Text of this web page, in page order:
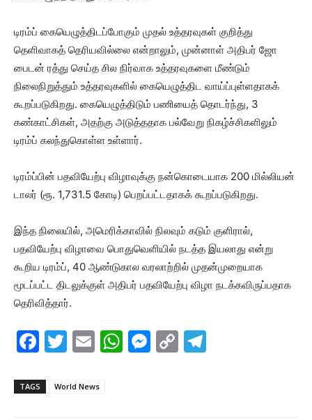
டிரம்ப் கையெழுத்திடப்போகும் முதல் உத்தரவுகள் குறித்து
தெளிவாகத் தெரியவில்லை என்றாலும், முன்னாள் அதிபர் ஜோ
பைடன் ரத்து செய்த சில நிர்வாக உத்தரவுகளை மீண்டும்
நிலைநிறுத்தும் உத்தரவுகளில் கையெழுத்திட வாய்ப்புள்ளதாகக்
கூறப்படுகிறது. கையெழுத்திடும் பணியைத் தொடர்ந்து, 3
கண்காட்சிகள், அதற்கு அடுத்ததாக பல்வேறு நிகழ்ச்சிகளிலும்
டிரம்ப் கலந்துகொள்ள உள்ளார்.
டிரம்ப்பின் பதவியேற்பு விழாவுக்கு நன்கொடையாக 200 மில்லியன்
டாலர் (ரூ. 1,731.5 கோடி) பெறப்பட்டதாகக் கூறப்படுகிறது.
இந்த நிலையில், அமெரிக்காவில் நிலவும் கடும் குளிரால்,
பதவியேற்பு விழாவை பொதுவெளியில் நடத்த இயலாது என்று
கூறிய டிரம்ப், 40 ஆண்டுகால வரலாற்றில் முதன்முறையாக
மூடப்பட்ட திடலுக்குள் அதிபர் பதவியேற்பு விழா நடக்கவிருப்பதாக
தெரிவித்தார்.
F
c
T
itt
E
ai
W M C
TAGS World News